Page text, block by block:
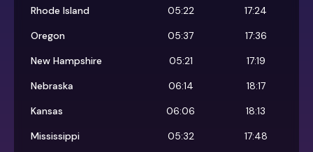
Rhode Island
05:22
17:24
Oregon
05:37
17:36
New Hampshire
05:21
17:19
Nebraska
06:14
18:17
Kansas
06:06
18:13
Mississippi
05:32
17:48